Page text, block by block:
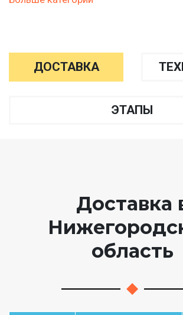
ДОСТАВКА
ЭТАПЫ
Доставка
область